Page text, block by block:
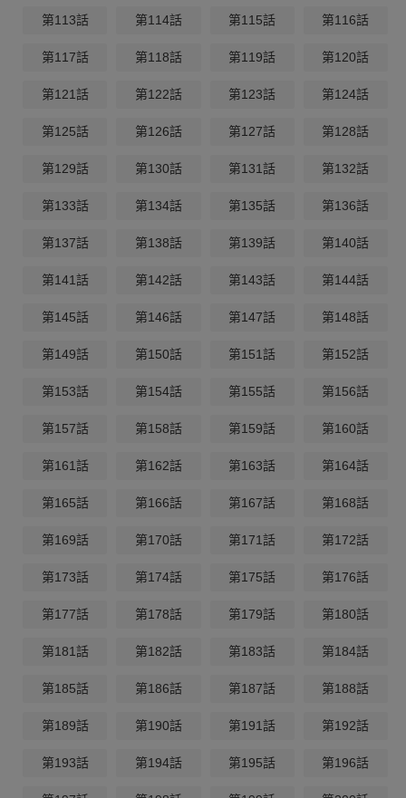
第113話 第114話 第115話 第116話
第117話 第118話 第119話 第120話
第121話 第122話 第123話 第124話
第125話 第126話 第127話 第128話
第129話 第130話 第131話 第132話
第133話 第134話 第135話 第136話
第137話 第138話 第139話 第140話
第141話 第142話 第143話 第144話
第145話 第146話 第147話 第148話
第149話 第150話 第151話 第152話
第153話 第154話 第155話 第156話
第157話 第158話 第159話 第160話
第161話 第162話 第163話 第164話
第165話 第166話 第167話 第168話
第169話 第170話 第171話 第172話
第173話 第174話 第175話 第176話
第177話 第178話 第179話 第180話
第181話 第182話 第183話 第184話
第185話 第186話 第187話 第188話
第189話 第190話 第191話 第192話
第193話 第194話 第195話 第196話